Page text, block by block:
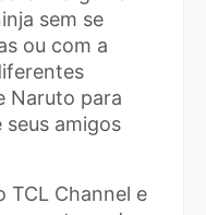
sem se
ou com a
Naruto para
seus amigos
TCL Channel e